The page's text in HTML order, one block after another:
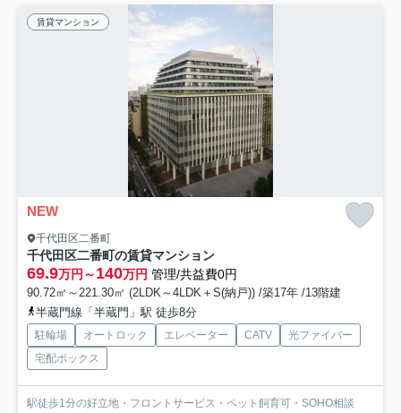
賃貸マンション
NEW
千代田区二番町
千代田区二番町の賃貸マンション
69.9万円～140万円 管理/共益費0円
90.72㎡～221.30㎡ (2LDK～4LDK＋S(納戸)) /築17年 /13階建
半蔵門線「半蔵門」駅 徒歩8分
駐輪場 オートロック エレベーター CATV
光ファイバー
宅配ボックス
駅徒歩1分の好立地・フロントサービス・ペット飼育可・SOHO相談